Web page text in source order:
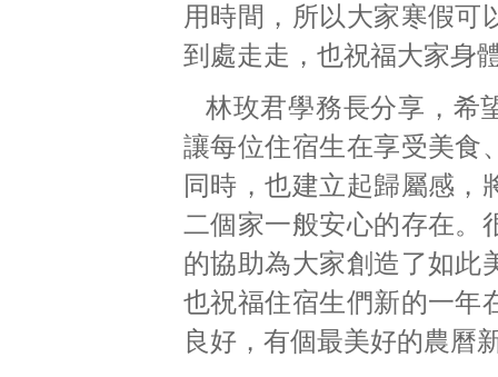
用時間，所以大家寒假可
到處走走，也祝福大家身
林玫君學務長分享，希
讓每位住宿生在享受美食
同時，也建立起歸屬感，
二個家一般安心的存在。
的協助為大家創造了如此
也祝福住宿生們新的一年
良好，有個最美好的農曆